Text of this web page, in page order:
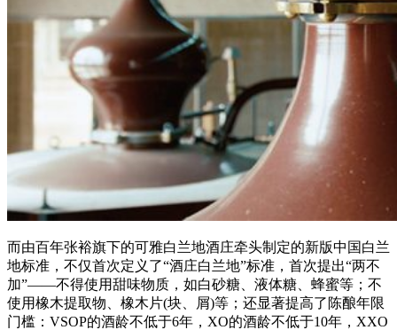
而由百年张裕旗下的可雅白兰地酒庄牵头制定的新版中国白兰
地标准，不仅首次定义了“酒庄白兰地”标准，首次提出“两不
加”——不得使用甜味物质，如白砂糖、液体糖、蜂蜜等；不
使用橡木提取物、橡木片(块、屑)等；还显著提高了陈酿年限
门槛：VSOP的酒龄不低于6年，XO的酒龄不低于10年，XXO